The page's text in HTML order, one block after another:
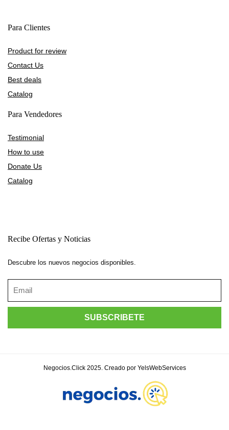
Para Clientes
Product for review
Contact Us
Best deals
Catalog
Para Vendedores
Testimonial
How to use
Donate Us
Catalog
Recibe Ofertas y Noticias
Descubre los nuevos negocios disponibles.
Negocios.Click 2025. Creado por YelsWebServices